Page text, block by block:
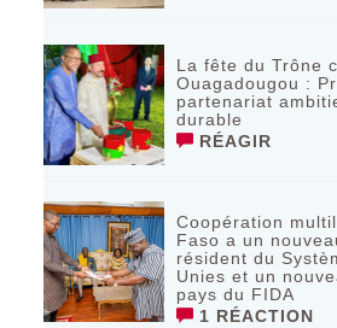
La fête du Trône
Ouagadougou :
partenariat
durable
RÉAGIR
Coopération
Faso a un
résident du
Unies et un
pays du FIDA
1 RÉACTION